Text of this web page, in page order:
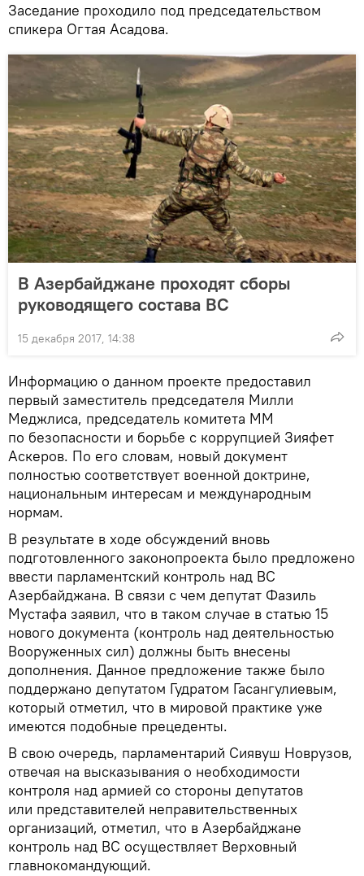
Заседание проходило под председательством
спикера Огтая Асадова.
В Азербайджане проходят сборы
руководящего состава ВС
15 декабря 2017, 14:38
Информацию о данном проекте предоставил
первый заместитель председателя Милли
Меджлиса, председатель комитета ММ
по безопасности и борьбе с коррупцией Зияфет
Аскеров. По его словам, новый документ
полностью соответствует военной доктрине,
национальным интересам и международным
нормам.
В результате в ходе обсуждений вновь
подготовленного законопроекта было предложено
ввести парламентский контроль над ВС
Азербайджана. В связи с чем депутат Фазиль
Мустафа заявил, что в таком случае в статью 15
нового документа (контроль над деятельностью
Вооруженных сил) должны быть внесены
дополнения. Данное предложение также было
поддержано депутатом Гудратом Гасангулиевым,
который отметил, что в мировой практике уже
имеются подобные прецеденты.
В свою очередь, парламентарий Сиявуш Новрузов,
отвечая на высказывания о необходимости
контроля над армией со стороны депутатов
или представителей неправительственных
организаций, отметил, что в Азербайджане
контроль над ВС осуществляет Верховный
главнокомандующий.